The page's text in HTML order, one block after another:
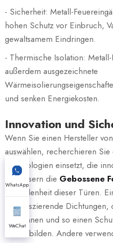
- Sicherheit: Metall-
hohen Schutz vor Einbruch,
gewaltsamem Eindringen.
- Thermische Isolation:
außerdem ausgezeichnete
und senken Energiekosten.
Innovation und
Wenn Sie einen Hersteller
auswählen, recherchieren
Technologien einsetzt, die
verbessern die Gebossene
Zufriedenheit dieser Türen.
intumeszierende
ausdehnen und so einen
Rauch bilden. Andere
WhatsApp
WeChat